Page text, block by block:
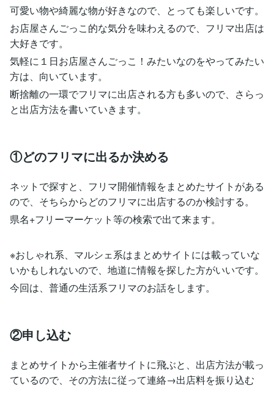
可愛い物や綺麗な物が好きなので、とっても楽しいです。
お店屋さんごっこ的な気分を味わえるので、フリマ出店は
大好きです。
気軽に１日お店屋さんごっこ！みたいなのをやってみたい
方は、向いています。
断捨離の一環でフリマに出店される方も多いので、さらっ
と出店方法を書いていきます。
①どのフリマに出るか決める
ネットで探すと、フリマ開催情報をまとめたサイトがある
ので、そちらからどのフリマに出店するのか検討する。
県名+フリーマーケット等の検索で出て来ます。
※おしゃれ系、マルシェ系はまとめサイトには載っていな
いかもしれないので、地道に情報を探した方がいいです。
今回は、普通の生活系フリマのお話をします。
②申し込む
まとめサイトから主催者サイトに飛ぶと、出店方法が載っ
ているので、その方法に従って連絡→出店料を振り込む